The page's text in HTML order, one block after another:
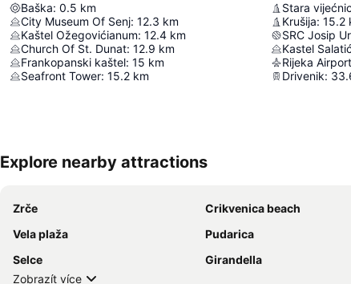
Baška: 0.5 km
City Museum Of Senj: 12.3 km
Kaštel Ožegovićianum: 12.4 km
Church Of St. Dunat: 12.9 km
Frankopanski kaštel: 15 km
Seafront Tower: 15.2 km
Stara
Krušija: 15.2
SRC Josip
Kastel Salatić
Rijeka Airport
Drivenik:
Explore nearby attractions
Zrče Crikvenica beach
Vela plaža
Pudarica
Selce
Girandella
Zobrazít více